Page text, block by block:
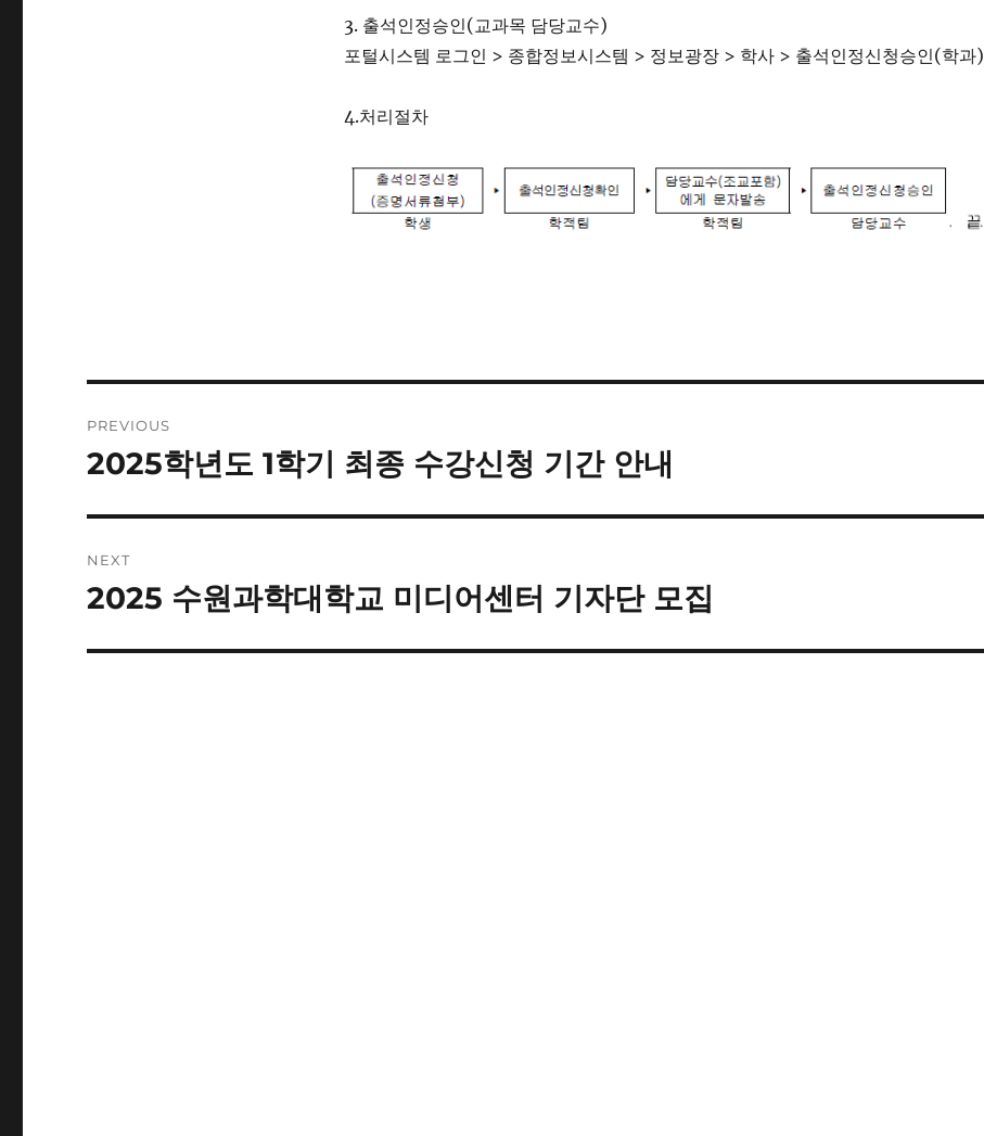
3. 출석인정승인(교과목 담당교수)
포털시스템 로그인 > 종합정보시스템 > 정보광장 > 학사 > 출석인정신청승인(학과)
4.처리절차
navigation
PREVIOUS
Previous
2025학년도 1학기 최종 수강신청 기간 안내
NEXT
Next
2025 수원과학대학교 미디어센터 기자단 모집